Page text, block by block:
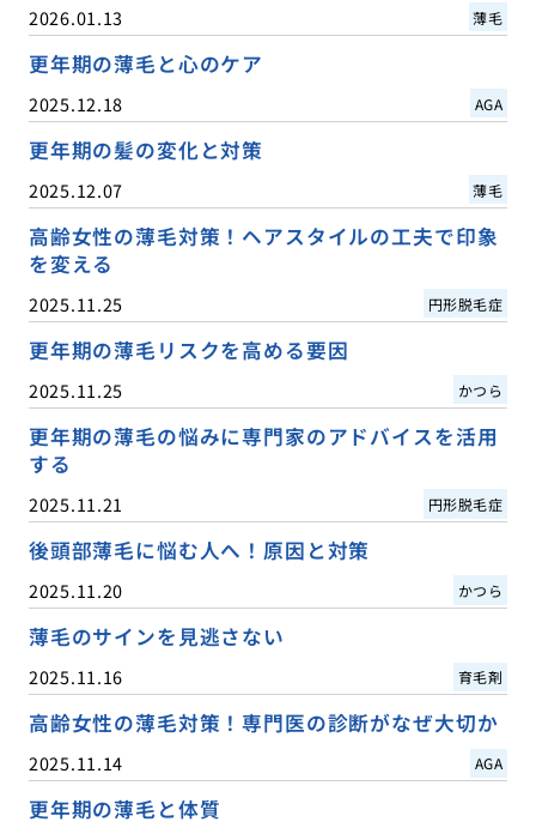
2026.01.13 薄毛
更年期の薄毛と心のケア
2025.12.18 AGA
更年期の髪の変化と対策
2025.12.07 薄毛
高齢女性の薄毛対策！ヘアスタイルの工夫で印象
を変える
2025.11.25 円形脱毛症
更年期の薄毛リスクを高める要因
2025.11.25 かつら
更年期の薄毛の悩みに専門家のアドバイスを活用
する
2025.11.21 円形脱毛症
後頭部薄毛に悩む人へ！原因と対策
2025.11.20 かつら
薄毛のサインを見逃さない
2025.11.16 育毛剤
高齢女性の薄毛対策！専門医の診断がなぜ大切か
2025.11.14 AGA
更年期の薄毛と体質